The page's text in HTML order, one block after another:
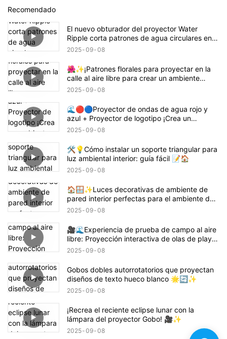
Recomendado
El nuevo obturador del proyector Water
Ripple corta patrones de agua circulares en
rectángulos, cuadrados o semicírculos.
2025 09 08
🌺✨¡Patrones florales para proyectar en la
calle al aire libre para crear un ambiente
animado! 🌸🏙️
2025 09 08
🌊🔴🔵Proyector de ondas de agua rojo y
azul + Proyector de logotipo ¡Crea un
ambiente con temática de Demon Slayer
2025 09 08
🛠️💡Cómo instalar un soporte triangular para
luz ambiental interior: guía fácil 📝🏠
2025 09 08
🏠🪟✨Luces decorativas de ambiente de
pared interior perfectas para el ambiente del
hogar
2025 09 08
🎥🌊Experiencia de prueba de campo al aire
libre: Proyección interactiva de olas de playa
🌊✨
2025 09 08
Gobos dobles autorrotatorios que proyectan
diseños de texto hueco blanco 🌟🔄✨
2025 09 08
¡Recrea el reciente eclipse lunar con la
lámpara del proyector Gobo! 🎥✨
2025 09 08